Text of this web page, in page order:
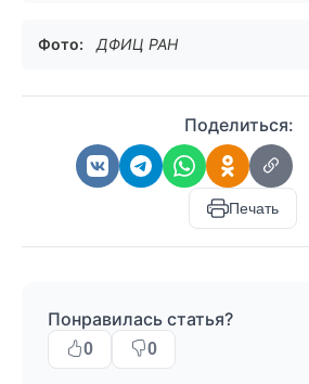
Фото: ДФИЦ РАН
Поделиться:
Печать
Понравилась статья?
0 0